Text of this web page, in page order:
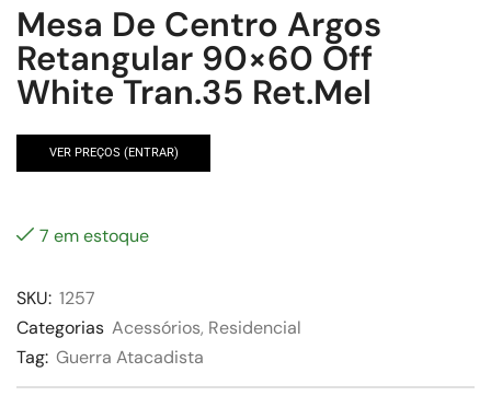
Mesa De Centro Argos
Retangular 90×60 Off
White Tran.35 Ret.Mel
VER PREÇOS (ENTRAR)
7 em estoque
SKU: 1257
Categorias Acessórios, Residencial
Tag: Guerra Atacadista